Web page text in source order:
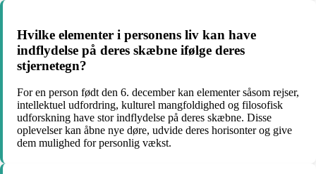
Hvilke elementer i personens liv kan have
indflydelse på deres skæbne ifølge deres
stjernetegn?
For en person født den 6. december kan elementer såsom rejser,
intellektuel udfordring, kulturel mangfoldighed og filosofisk
udforskning have stor indflydelse på deres skæbne. Disse
oplevelser kan åbne nye døre, udvide deres horisonter og give
dem mulighed for personlig vækst.